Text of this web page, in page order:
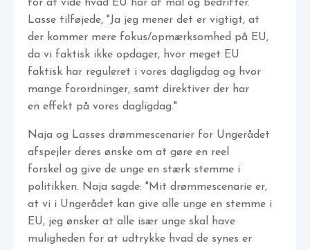
for at vide hvad EU har af mål og bedrifter."
Lasse tilføjede, "Ja jeg mener det er vigtigt, at
der kommer mere fokus/opmærksomhed på EU,
da vi faktisk ikke opdager, hvor meget EU
faktisk har reguleret i vores dagligdag og hvor
mange forordninger, samt direktiver der har
en effekt på vores dagligdag."
Naja og Lasses drømmescenarier for Ungerådet
afspejler deres ønske om at gøre en reel
forskel og give de unge en stærk stemme i
politikken. Naja sagde: "Mit drømmescenarie er,
at vi i Ungerådet kan give alle unge en stemme i
EU, jeg ønsker at alle især unge skal have
muligheden for at udtrykke hvad de synes er